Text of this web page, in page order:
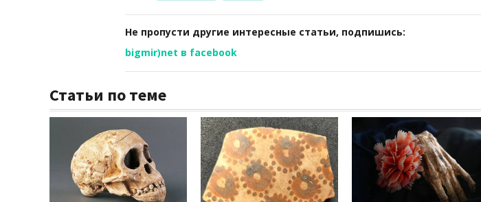
Не пропусти другие интересные статьи, подпишись:
bigmir)net в facebook
Статьи по теме